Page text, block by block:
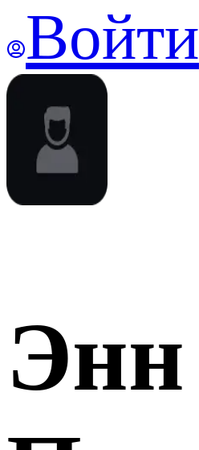
Войти
Энн